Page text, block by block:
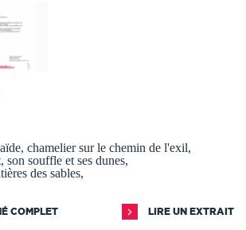
chamelier sur le chemin de l'exil,
son souffle et ses dunes,
des sables,
COMPLET LIRE UN EXTRAIT